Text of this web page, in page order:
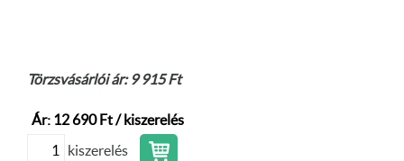
Törzsvásárlói ár: 9 915 Ft
Ár: 12 690 Ft / kiszerelés
kiszerelés